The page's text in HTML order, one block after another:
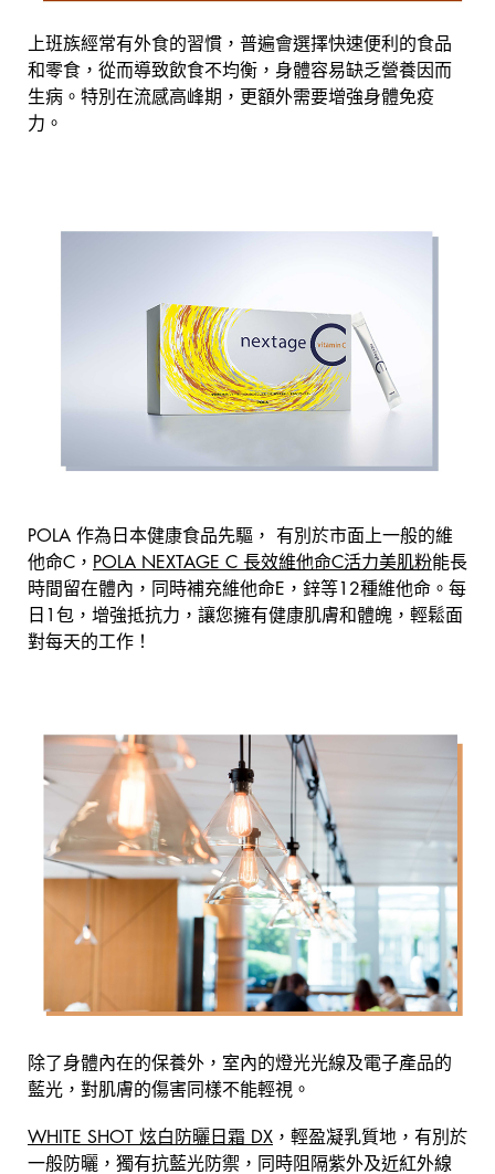
上班族經常有外食的習慣，普遍會選擇快速便利的食品
和零食，從而導致飲食不均衡，身體容易缺乏營養因而
生病。特別在流感高峰期，更額外需要增強身體免疫
力。
POLA 作為日本健康食品先驅， 有別於市面上一般的維
他命C， POLA NEXTAGE C 長效維他命C活力美肌粉能長
時間留在體內，同時補充維他命E，鋅等12種維他命。每
日1包，增強抵抗力，讓您擁有健康肌膚和體魄，輕鬆面
對每天的工作！
除了身體內在的保養外，室內的燈光光線及電子產品的
藍光，對肌膚的傷害同樣不能輕視。
WHITE SHOT 炫白防曬日霜 DX ，輕盈凝乳質地，有別於
一般防曬，獨有抗藍光防禦，同時阻隔紫外及近紅外線